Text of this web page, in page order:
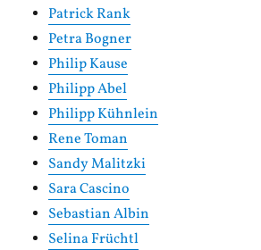
Patrick Rank
Petra Bogner
Philip Kause
Philipp Abel
Philipp Kühnlein
Rene Toman
Sandy Malitzki
Sara Cascino
Sebastian Albin
Selina Früchtl